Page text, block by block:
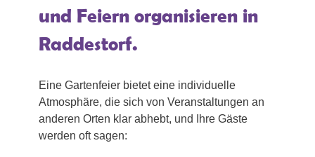
und Feiern organisieren in
Raddestorf.
Eine Gartenfeier bietet eine individuelle
Atmosphäre, die sich von Veranstaltungen an
anderen Orten klar abhebt, und Ihre Gäste
werden oft sagen: